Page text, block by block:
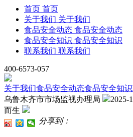
首页 首页
关于我们 关于我们
食品安全动态 食品安全动态
食品安全知识 食品安全知识
联系我们 联系我们
400-6573-057
关于我们食品安全动态食品安全知识
乌鲁木齐市市场监视办理局
2025-
而生
分享到：